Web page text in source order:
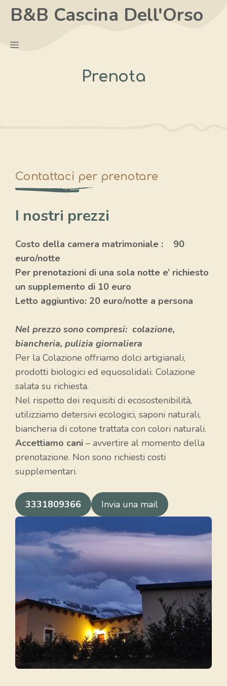
B&B Cascina Dell'Orso
Menu
Prenota
Contattaci per prenotare
I nostri prezzi
Costo della camera matrimoniale : 90
euro/notte
Per prenotazioni di una sola notte e’ richiesto
un supplemento di 10 euro
Letto aggiuntivo: 20 euro/notte a persona
Nel prezzo sono compresi: colazione,
biancheria, pulizia giornaliera
Per la Colazione offriamo dolci artigianali,
prodotti biologici ed equosolidali. Colazione
salata su richiesta.
Nel rispetto dei requisiti di ecosostenibilità,
utilizziamo detersivi ecologici, saponi naturali,
biancheria di cotone trattata con colori naturali.
Accettiamo cani – avvertire al momento della
prenotazione. Non sono richiesti costi
supplementari.
3331809366 Invia una mail